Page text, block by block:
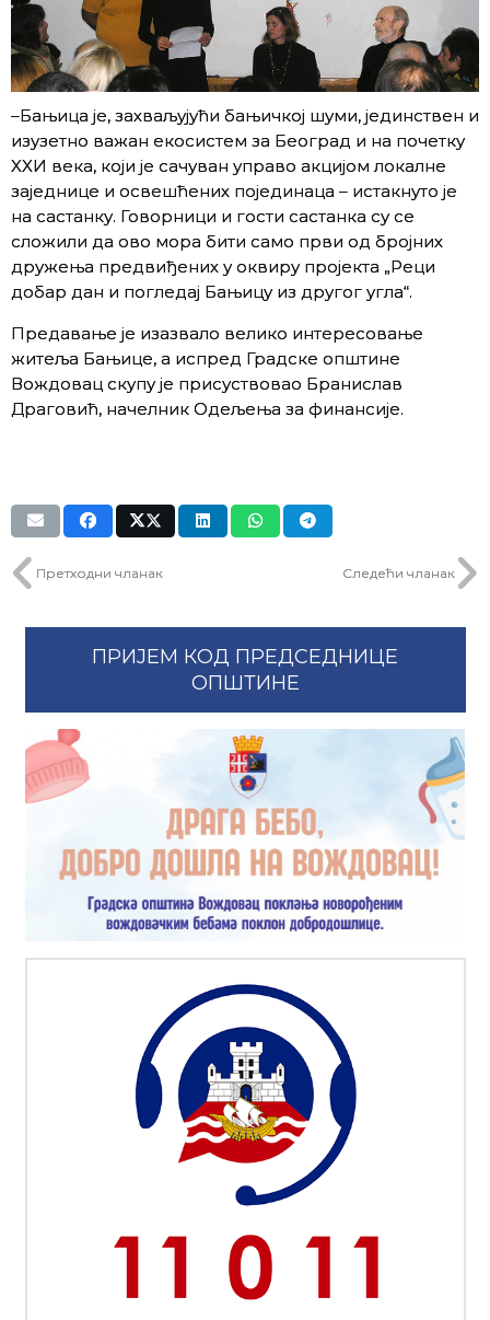
–Бањица је, захваљујући бањичкој шуми, јединствен и
изузетно важан екосистем за Београд и на почетку
XXИ века, који је сачуван управо акцијом локалне
заједнице и освешћених појединаца – истакнуто је
на састанку. Говорници и гости састанка су се
сложили да ово мора бити само први од бројних
дружења предвиђених у оквиру пројекта „Реци
добар дан и погледај Бањицу из другог угла“.
Предавање је изазвало велико интересовање
житеља Бањице, а испред Градске општине
Вождовац скупу је присуствовао Бранислав
Драговић, начелник Одељења за финансије.
Претходни чланак Следећи чланак
ПРИЈЕМ КОД ПРЕДСЕДНИЦЕ
ОПШТИНЕ